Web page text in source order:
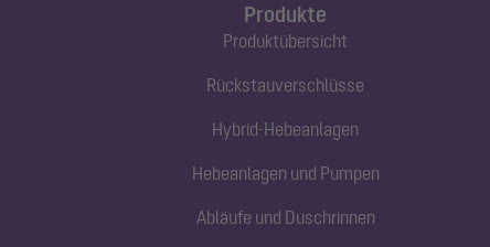
Produkte
Produktübersicht
Rückstauverschlüsse
Hybrid-Hebeanlagen
Hebeanlagen und Pumpen
Abläufe und Duschrinnen